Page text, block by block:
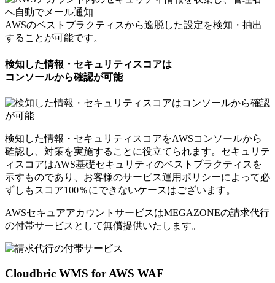
AWSのベストプラクティスから逸脱した設定を検知・抽出
することが可能です。
検知した情報・セキュリティスコアは
コンソールから確認が可能
検知した情報・セキュリティスコアをAWSコンソールから
確認し、対策を実施することに役立てられます。セキュリテ
ィスコアはAWS基礎セキュリティのベストプラクティスを
示すものであり、お客様のサービス運用ポリシーによって必
ずしもスコア100％にできないケースはございます。
AWSセキュアアカウントサービスはMEGAZONEの請求代行
の付帯サービスとして無償提供いたします。
Cloudbric WMS for AWS WAF